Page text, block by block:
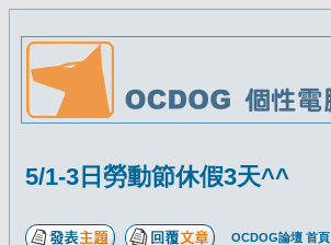
5/1-3日勞動節休假3天^^
OCDOG論壇 首頁